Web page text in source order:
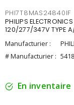
PHI7T8MAS24840IF
PHILIPS
120/277/347V TYPE
Manufacturier :
# Manufacturier :
En inventaire